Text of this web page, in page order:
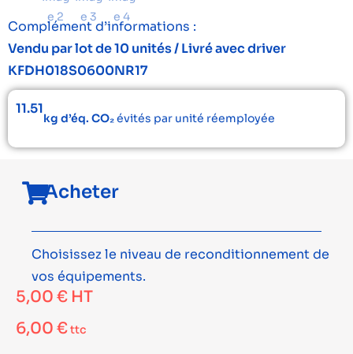
Complément d’informations :
Vendu par lot de 10 unités / Livré avec driver
KFDH018S0600NR17
11.51
kg d’éq. CO₂évités par unité réemployée
Acheter
Choisissez le niveau de reconditionnement de
vos équipements.
5,00 € HT
6,00 €ttc